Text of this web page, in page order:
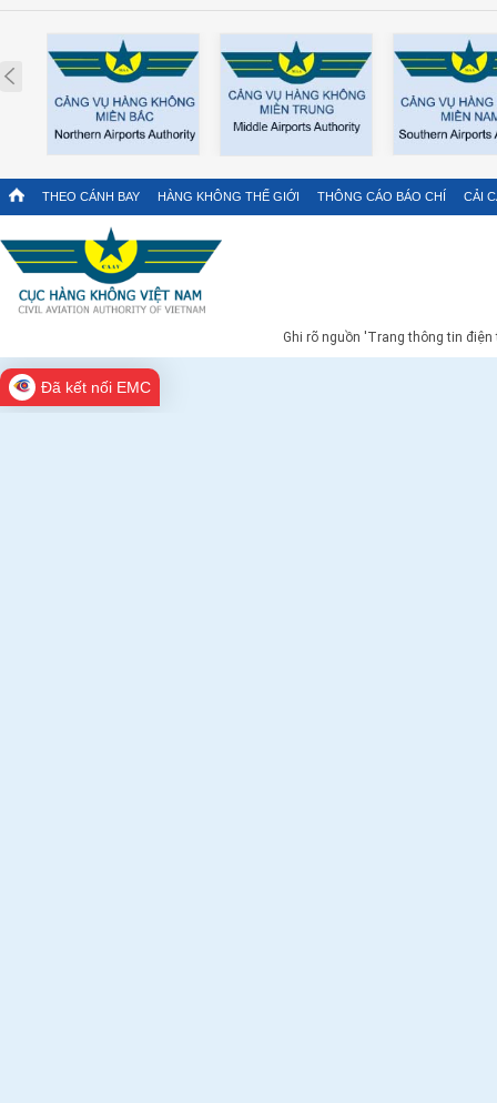
Prev
THEO CÁNH BAY HÀNG KHÔNG THẾ GIỚI THÔNG CÁO BÁO CHÍ CẢI
Ghi rõ nguồn 'Trang thông tin
Đã kết nối EMC